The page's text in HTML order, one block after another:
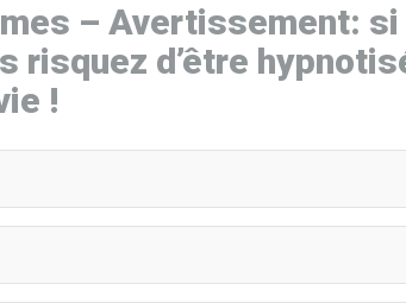
– Avertissement:
risquez d’être
!